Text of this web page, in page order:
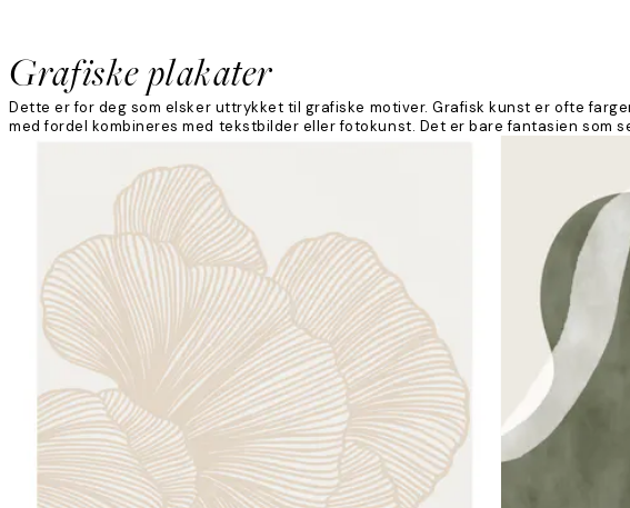
Grafiske plakater
Dette er for deg som elsker uttrykket til grafiske motiver. Grafisk kunst er ofte
med fordel kombineres med tekstbilder eller fotokunst. Det er bare fantasien som